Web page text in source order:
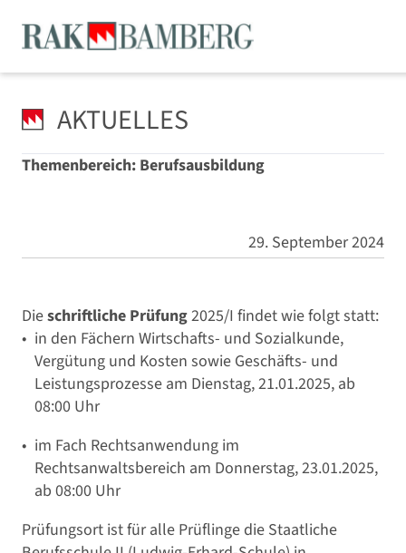
AKTUELLES
Themenbereich: Berufsausbildung
29. September 2024
Dieschriftliche Prüfung2025/I findet wie folgt statt:
in den Fächern Wirtschafts- und Sozialkunde,
Vergütung und Kosten sowie Geschäfts- und
Leistungsprozesse am Dienstag, 21.01.2025, ab
08:00 Uhr
im Fach Rechtsanwendung im
Rechtsanwaltsbereich am Donnerstag, 23.01.2025,
ab 08:00 Uhr
Prüfungsort ist für alle Prüflinge die Staatliche